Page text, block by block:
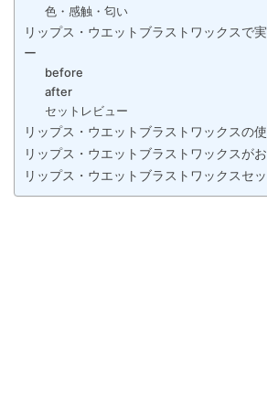
色・感触・匂い
リップス・ウエットブラストワックスで
ー
before
after
セットレビュー
リップス・ウエットブラストワックスの
リップス・ウエットブラストワックスが
リップス・ウエットブラストワックスセ